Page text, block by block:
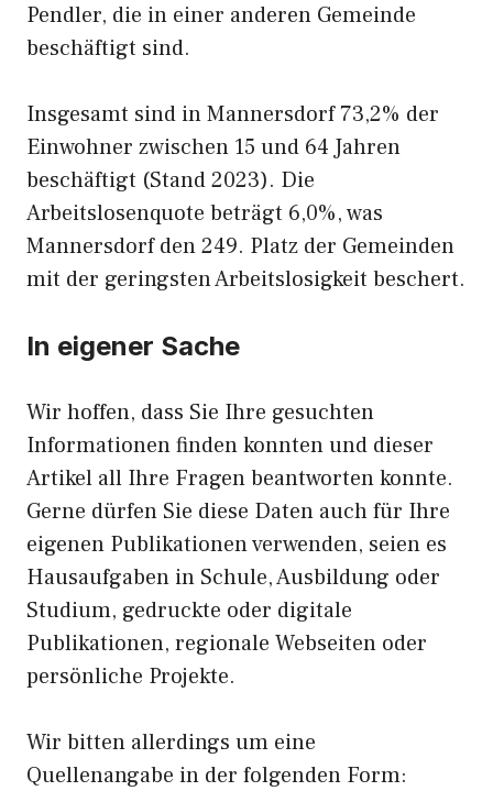
Pendler, die in einer anderen Gemeinde
beschäftigt sind.
Insgesamt sind in Mannersdorf 73,2% der
Einwohner zwischen 15 und 64 Jahren
beschäftigt (Stand 2023). Die
Arbeitslosenquote beträgt 6,0%, was
Mannersdorf den 249. Platz der Gemeinden
mit der geringsten Arbeitslosigkeit beschert.
In eigener Sache
Wir hoffen, dass Sie Ihre gesuchten
Informationen finden konnten und dieser
Artikel all Ihre Fragen beantworten konnte.
Gerne dürfen Sie diese Daten auch für Ihre
eigenen Publikationen verwenden, seien es
Hausaufgaben in Schule, Ausbildung oder
Studium, gedruckte oder digitale
Publikationen, regionale Webseiten oder
persönliche Projekte.
Wir bitten allerdings um eine
Quellenangabe in der folgenden Form: